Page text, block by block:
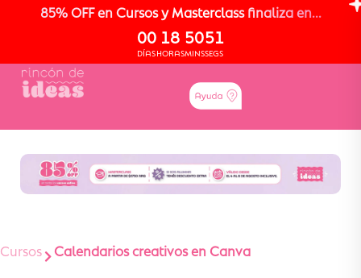
85% OFF en Cursos y Masterclass finaliza en...
00
DÍAS
18
HORAS
50
MINS
50
SEGS
Cursos Calendarios creativos en Canva